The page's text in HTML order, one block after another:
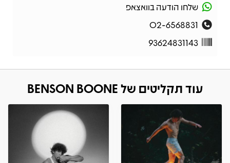
שלחו הודעה בוואצאפ
02-6568831
93624831143
עוד תקליטים של BENSON BOONE